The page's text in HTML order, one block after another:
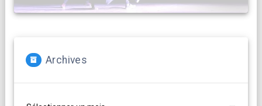
Archives